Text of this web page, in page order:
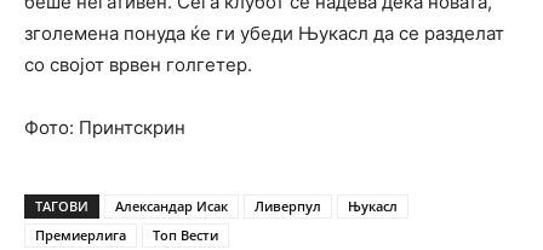
зголемена понуда ќе ги убеди Њукасл да се разделат
со својот врвен голгетер.
Фото: Принтскрин
ТАГОВИ Александар Исак Ливерпул
Њукасл
Премиерлига
Топ Вести